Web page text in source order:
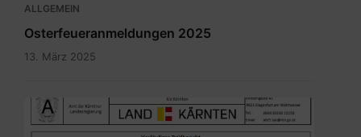
ALLGEMEIN
Osterfeueranmeldungen 2025
13. März 2025
Bild.png